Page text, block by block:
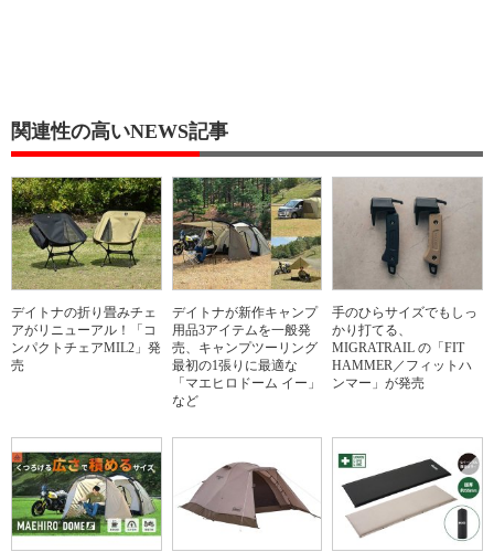
関連性の高いNEWS記事
デイトナの折り畳みチェ
アがリニューアル！「コ
ンパクトチェアMIL2」発
売
デイトナが新作キャンプ
用品3アイテムを一般発
売、キャンプツーリング
最初の1張りに最適な
「マエヒロドーム イー」
など
手のひらサイズでもしっ
かり打てる、
MIGRATRAIL の「FIT
HAMMER／フィットハ
ンマー」が発売